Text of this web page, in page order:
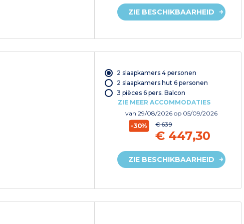
ZIE BESCHIKBAARHEID
2 slaapkamers 4 personen
2 slaapkamers hut 6 personen
3 pièces 6 pers. Balcon
ZIE MEER ACCOMMODATIES
van 29/08/2026 op 05/09/2026
-30% € 639
€ 447,30
ZIE BESCHIKBAARHEID